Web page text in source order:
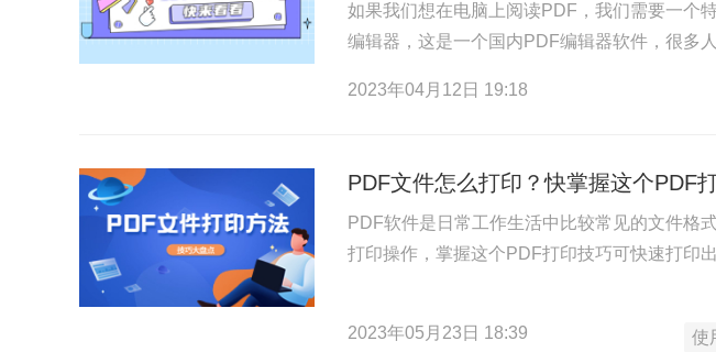
如果我们想在电脑上阅读PDF，我们需要一个
编辑器，这是一个国内PDF编辑器软件，很多
2023年04月12日 19:18
PDF文件怎么打印？快掌握这个PDF
PDF软件是日常工作生活中比较常见的文件格
打印操作，掌握这个PDF打印技巧可快速打印
2023年05月23日 18:39 使